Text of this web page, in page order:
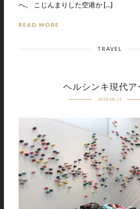
へ。 こじんまりした空港か […]
READ MORE
TRAVEL
ヘルシンキ現代ア
2019-06-11